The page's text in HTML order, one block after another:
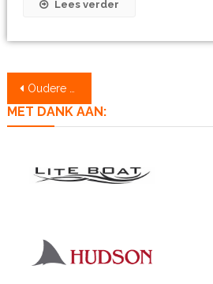
Lees verder
Berichtennavigatie
Oudere berichten
MET DANK AAN: